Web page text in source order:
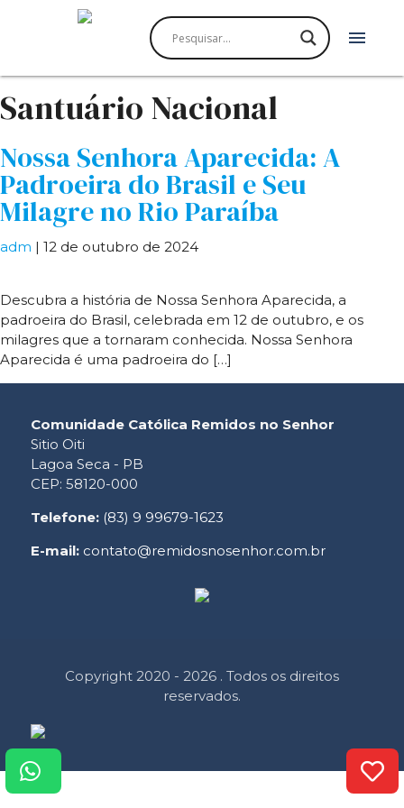
menu
Santuário Nacional
Nossa Senhora Aparecida: A
Padroeira do Brasil e Seu
Milagre no Rio Paraíba
adm | 12 de outubro de 2024
Descubra a história de Nossa Senhora Aparecida, a
padroeira do Brasil, celebrada em 12 de outubro, e os
milagres que a tornaram conhecida. Nossa Senhora
Aparecida é uma padroeira do […]
Comunidade Católica Remidos no Senhor
Sitio Oiti
Lagoa Seca - PB
CEP: 58120-000
Telefone: (83) 9 99679-1623
E-mail: contato@remidosnosenhor.com.br
Copyright 2020 - 2026 . Todos os direitos
reservados.